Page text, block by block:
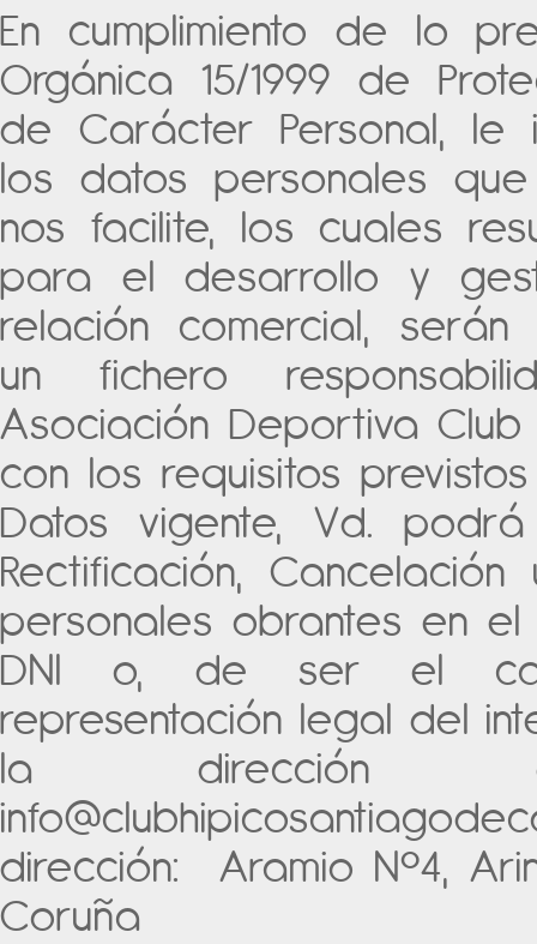
En cumplimiento de lo
Orgánica 15/1999 de
de Carácter Personal, le
los datos personales que
nos facilite, los cuales
para el desarrollo y
relación comercial,
un fichero
Asociación Deportiva
con los requisitos
Datos vigente, Vd.
Rectificación,
personales obrantes en
DNI o, de ser el
representación legal del
la dirección
dirección: Aramio Nº4,
Coruña